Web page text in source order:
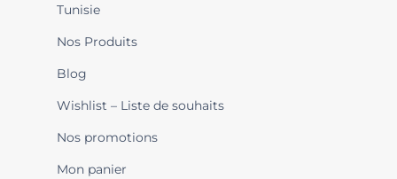
Tunisie
Nos Produits
Blog
Wishlist – Liste de souhaits
Nos promotions
Mon panier